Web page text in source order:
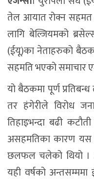
तेल आयात रोक्न सहमत
लागि बेल्जियमको
(ईयू)का नेताहरुको
सहमति भएको समाचार
यो बैठकमा पूर्ण
तर हंगेरीले विरोध
तिहाइभन्दा बढी
असहमतिका कारण यस
छलफल चलेको थियो ।
यही वर्षको